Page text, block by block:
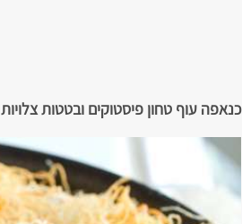
כנאפה עוף טחון פיסטוקים ובטטות צלויות